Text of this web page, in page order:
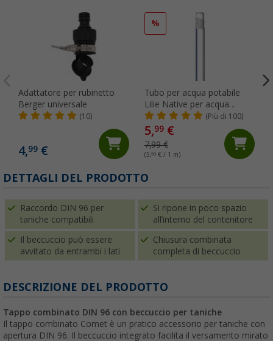
Adattatore per rubinetto
Berger universale
(10)
4,99 €
%
Tubo per acqua potabile
Lilie Native per acqua
fredda 10 x 15 mm al
metro
(Più di 100)
5,99€
7,99 €
(5,99€ / 1 m)
DETTAGLI DEL PRODOTTO
Raccordo DIN 96 per
taniche compatibili
Si ripone in poco spazio
all’interno del contenitore
Il beccuccio può essere
avvitato da entrambi i lati
Chiusura combinata
completa di beccuccio
DESCRIZIONE DEL PRODOTTO
Tappo combinato DIN 96 con beccuccio per taniche
Il tappo combinato Comet è un pratico accessorio per taniche con
apertura DIN 96. Il beccuccio integrato facilita il versamento mirato